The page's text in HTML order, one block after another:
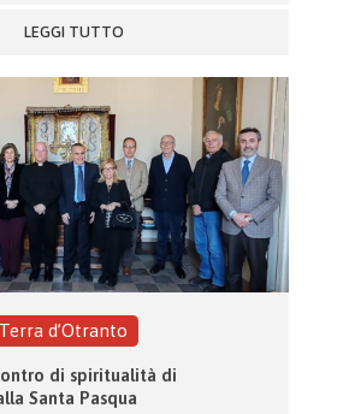
LEGGI TUTTO
d’Otranto
di spiritualità di
Santa Pasqua